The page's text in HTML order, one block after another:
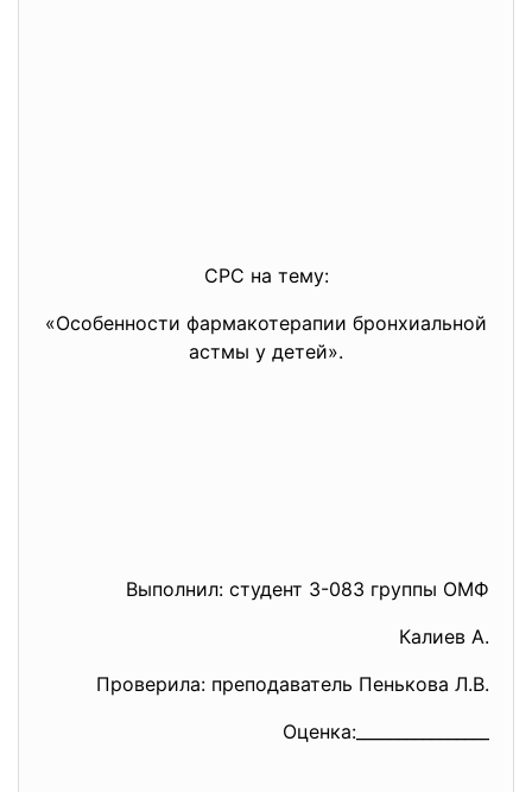
СРС на тему:
«Особенности фармакотерапии бронхиальной
астмы у детей».
Выполнил: студент 3-083 группы ОМФ
Калиев А.
Проверила: преподаватель Пенькова Л.В.
Оценка:________________